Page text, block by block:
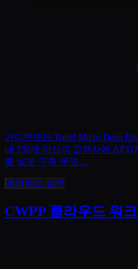
가디언넷은 Trend Micro Deep
내 150개 이상의 고객사에 APT(
를 설계·구축·운영…
클라우드 보안
CWPP 클라우드 워